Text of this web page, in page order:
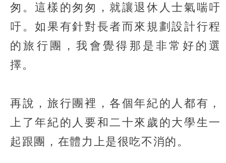
匆。這樣的匆匆，就讓退休人士氣喘吁
吁。如果有針對長者而來規劃設計行程
的旅行團，我會覺得那是非常好的選
擇。
再說，旅行團裡，各個年紀的人都有，
上了年紀的人要和二十來歲的大學生一
起跟團，在體力上是很吃不消的。